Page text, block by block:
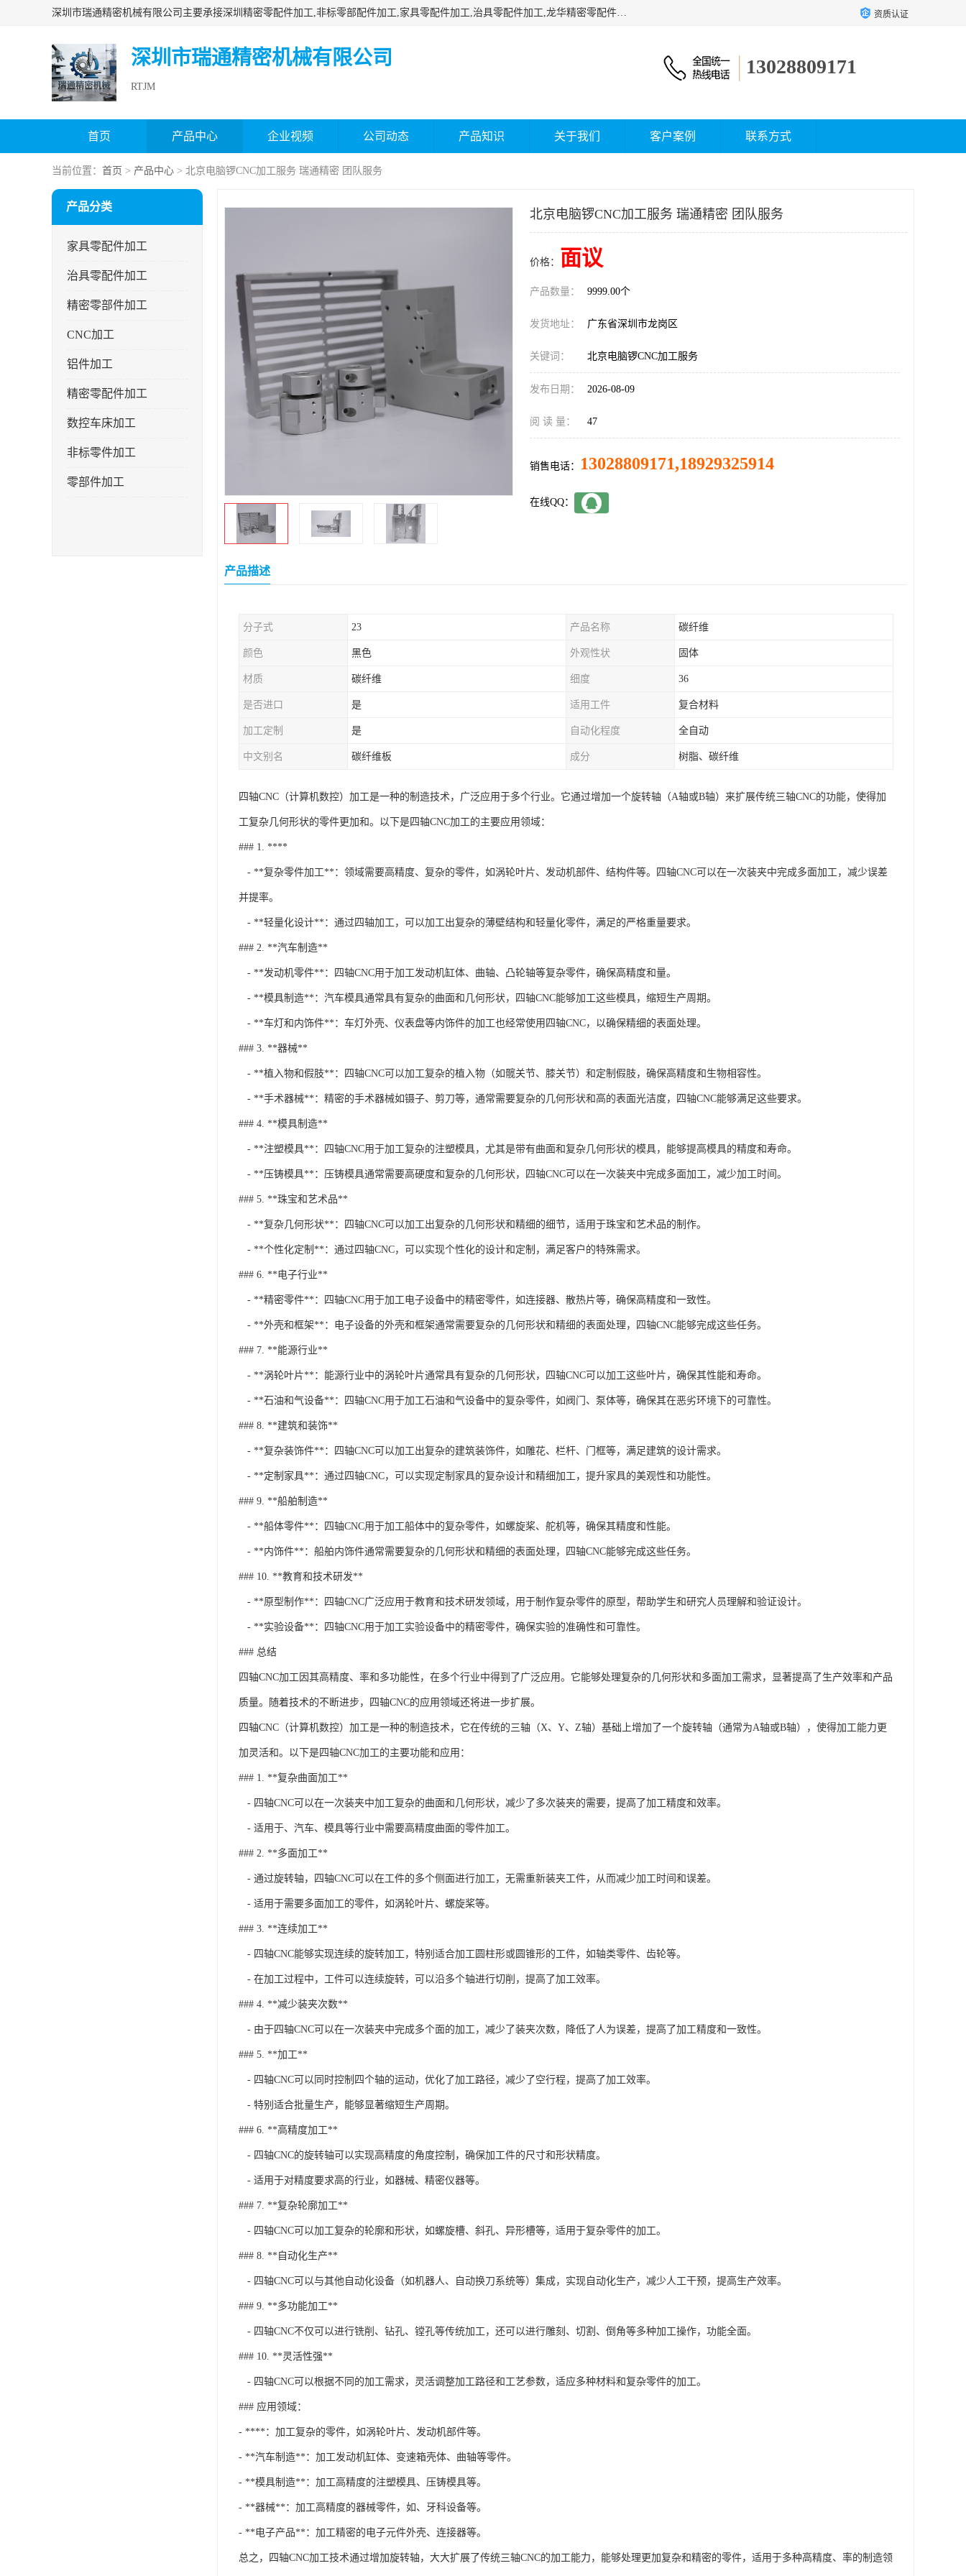
深圳市瑞通精密机械有限公司主要承接深圳精密零配件加工,非标零部配件加工,家具零配件加工,治具零配件加工,龙华精密零配件加工等各种各种精密机械加工，欢迎来来电咨询！ 资质认证
深圳市瑞通精密机械有限公司
RTJM
13028809171
首页 产品中心 企业视频 公司动态 产品知识 关于我们 客户案例 联系方式
当前位置： 首页 > 产品中心 > 北京电脑锣CNC加工服务 瑞通精密 团队服务
产品分类
家具零配件加工
治具零配件加工
精密零部件加工
CNC加工
铝件加工
精密零配件加工
数控车床加工
非标零件加工
零部件加工
北京电脑锣CNC加工服务 瑞通精密 团队服务
价格： 面议
产品数量： 9999.00个
发货地址： 广东省深圳市龙岗区
关键词： 北京电脑锣CNC加工服务
发布日期： 2026-08-09
阅 读 量： 47
销售电话： 13028809171,18929325914
在线QQ：
产品描述
分子式 23 产品名称 碳纤维
颜色 黑色 外观性状 固体
材质 碳纤维 细度 36
是否进口 是 适用工件 复合材料
加工定制 是 自动化程度 全自动
中文别名 碳纤维板 成分 树脂、碳纤维
四轴CNC（计算机数控）加工是一种的制造技术，广泛应用于多个行业。它通过增加一个旋转轴（A轴或B轴）来扩展传统三轴CNC的功能，使得加
工复杂几何形状的零件更加和。以下是四轴CNC加工的主要应用领域：
### 1. ****
- **复杂零件加工**：领域需要高精度、复杂的零件，如涡轮叶片、发动机部件、结构件等。四轴CNC可以在一次装夹中完成多面加工，减少误差
并提率。
- **轻量化设计**：通过四轴加工，可以加工出复杂的薄壁结构和轻量化零件，满足的严格重量要求。
### 2. **汽车制造**
- **发动机零件**：四轴CNC用于加工发动机缸体、曲轴、凸轮轴等复杂零件，确保高精度和量。
- **模具制造**：汽车模具通常具有复杂的曲面和几何形状，四轴CNC能够加工这些模具，缩短生产周期。
- **车灯和内饰件**：车灯外壳、仪表盘等内饰件的加工也经常使用四轴CNC，以确保精细的表面处理。
### 3. **器械**
- **植入物和假肢**：四轴CNC可以加工复杂的植入物（如髋关节、膝关节）和定制假肢，确保高精度和生物相容性。
- **手术器械**：精密的手术器械如镊子、剪刀等，通常需要复杂的几何形状和高的表面光洁度，四轴CNC能够满足这些要求。
### 4. **模具制造**
- **注塑模具**：四轴CNC用于加工复杂的注塑模具，尤其是带有曲面和复杂几何形状的模具，能够提高模具的精度和寿命。
- **压铸模具**：压铸模具通常需要高硬度和复杂的几何形状，四轴CNC可以在一次装夹中完成多面加工，减少加工时间。
### 5. **珠宝和艺术品**
- **复杂几何形状**：四轴CNC可以加工出复杂的几何形状和精细的细节，适用于珠宝和艺术品的制作。
- **个性化定制**：通过四轴CNC，可以实现个性化的设计和定制，满足客户的特殊需求。
### 6. **电子行业**
- **精密零件**：四轴CNC用于加工电子设备中的精密零件，如连接器、散热片等，确保高精度和一致性。
- **外壳和框架**：电子设备的外壳和框架通常需要复杂的几何形状和精细的表面处理，四轴CNC能够完成这些任务。
### 7. **能源行业**
- **涡轮叶片**：能源行业中的涡轮叶片通常具有复杂的几何形状，四轴CNC可以加工这些叶片，确保其性能和寿命。
- **石油和气设备**：四轴CNC用于加工石油和气设备中的复杂零件，如阀门、泵体等，确保其在恶劣环境下的可靠性。
### 8. **建筑和装饰**
- **复杂装饰件**：四轴CNC可以加工出复杂的建筑装饰件，如雕花、栏杆、门框等，满足建筑的设计需求。
- **定制家具**：通过四轴CNC，可以实现定制家具的复杂设计和精细加工，提升家具的美观性和功能性。
### 9. **船舶制造**
- **船体零件**：四轴CNC用于加工船体中的复杂零件，如螺旋桨、舵机等，确保其精度和性能。
- **内饰件**：船舶内饰件通常需要复杂的几何形状和精细的表面处理，四轴CNC能够完成这些任务。
### 10. **教育和技术研发**
- **原型制作**：四轴CNC广泛应用于教育和技术研发领域，用于制作复杂零件的原型，帮助学生和研究人员理解和验证设计。
- **实验设备**：四轴CNC用于加工实验设备中的精密零件，确保实验的准确性和可靠性。
### 总结
四轴CNC加工因其高精度、率和多功能性，在多个行业中得到了广泛应用。它能够处理复杂的几何形状和多面加工需求，显著提高了生产效率和产品
质量。随着技术的不断进步，四轴CNC的应用领域还将进一步扩展。
四轴CNC（计算机数控）加工是一种的制造技术，它在传统的三轴（X、Y、Z轴）基础上增加了一个旋转轴（通常为A轴或B轴），使得加工能力更
加灵活和。以下是四轴CNC加工的主要功能和应用：
### 1. **复杂曲面加工**
- 四轴CNC可以在一次装夹中加工复杂的曲面和几何形状，减少了多次装夹的需要，提高了加工精度和效率。
- 适用于、汽车、模具等行业中需要高精度曲面的零件加工。
### 2. **多面加工**
- 通过旋转轴，四轴CNC可以在工件的多个侧面进行加工，无需重新装夹工件，从而减少加工时间和误差。
- 适用于需要多面加工的零件，如涡轮叶片、螺旋桨等。
### 3. **连续加工**
- 四轴CNC能够实现连续的旋转加工，特别适合加工圆柱形或圆锥形的工件，如轴类零件、齿轮等。
- 在加工过程中，工件可以连续旋转，可以沿多个轴进行切削，提高了加工效率。
### 4. **减少装夹次数**
- 由于四轴CNC可以在一次装夹中完成多个面的加工，减少了装夹次数，降低了人为误差，提高了加工精度和一致性。
### 5. **加工**
- 四轴CNC可以同时控制四个轴的运动，优化了加工路径，减少了空行程，提高了加工效率。
- 特别适合批量生产，能够显著缩短生产周期。
### 6. **高精度加工**
- 四轴CNC的旋转轴可以实现高精度的角度控制，确保加工件的尺寸和形状精度。
- 适用于对精度要求高的行业，如器械、精密仪器等。
### 7. **复杂轮廓加工**
- 四轴CNC可以加工复杂的轮廓和形状，如螺旋槽、斜孔、异形槽等，适用于复杂零件的加工。
### 8. **自动化生产**
- 四轴CNC可以与其他自动化设备（如机器人、自动换刀系统等）集成，实现自动化生产，减少人工干预，提高生产效率。
### 9. **多功能加工**
- 四轴CNC不仅可以进行铣削、钻孔、镗孔等传统加工，还可以进行雕刻、切割、倒角等多种加工操作，功能全面。
### 10. **灵活性强**
- 四轴CNC可以根据不同的加工需求，灵活调整加工路径和工艺参数，适应多种材料和复杂零件的加工。
### 应用领域：
- ****：加工复杂的零件，如涡轮叶片、发动机部件等。
- **汽车制造**：加工发动机缸体、变速箱壳体、曲轴等零件。
- **模具制造**：加工高精度的注塑模具、压铸模具等。
- **器械**：加工高精度的器械零件，如、牙科设备等。
- **电子产品**：加工精密的电子元件外壳、连接器等。
总之，四轴CNC加工技术通过增加旋转轴，大大扩展了传统三轴CNC的加工能力，能够处理更加复杂和精密的零件，适用于多种高精度、率的制造领